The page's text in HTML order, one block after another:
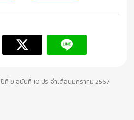
ที่ 9 ฉบับที่ 10 ประจำเดือนมกราคม 2567